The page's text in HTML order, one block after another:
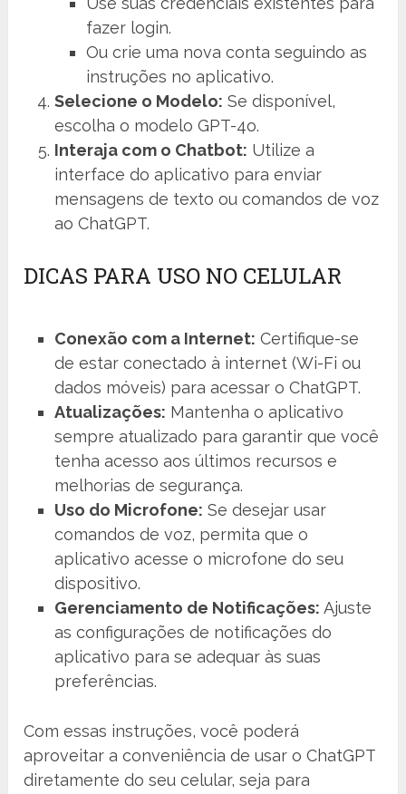
fazer login.
Ou crie uma nova conta seguindo as
instruções no aplicativo.
Selecione o Modelo: Se disponível,
escolha o modelo GPT-4o.
Interaja com o Chatbot: Utilize a
interface do aplicativo para enviar
mensagens de texto ou comandos de voz
ao ChatGPT.
DICAS PARA USO NO CELULAR
Conexão com a Internet: Certifique-se
de estar conectado à internet (Wi-Fi ou
dados móveis) para acessar o ChatGPT.
Atualizações: Mantenha o aplicativo
sempre atualizado para garantir que você
tenha acesso aos últimos recursos e
melhorias de segurança.
Uso do Microfone: Se desejar usar
comandos de voz, permita que o
aplicativo acesse o microfone do seu
dispositivo.
Gerenciamento de Notificações: Ajuste
as configurações de notificações do
aplicativo para se adequar às suas
preferências.
Com essas instruções, você poderá
aproveitar a conveniência de usar o ChatGPT
diretamente do seu celular, seja para